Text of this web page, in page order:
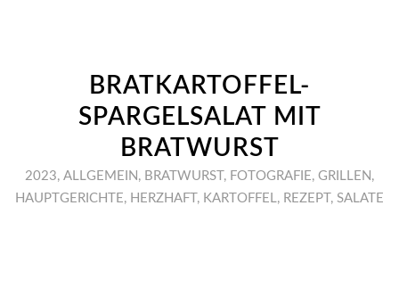
BRATKARTOFFEL-
SPARGELSALAT MIT
BRATWURST
2023, ALLGEMEIN , BRATWURST, FOTOGRAFIE, GRILLEN ,
HAUPTGERICHTE, HERZHAFT, KARTOFFEL, REZEPT, SALATE